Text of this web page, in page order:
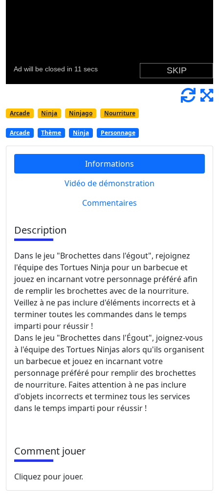
Arcade Ninja Ninjago Nourriture
Arcade Thème Ninja Personnage
Informations
Vidéo de démonstration
Commentaires
Description
Dans le jeu "Brochettes dans l'égout", rejoignez
l'équipe des Tortues Ninja pour un barbecue et
jouez en incarnant votre personnage préféré afin
de remplir les brochettes avec de la nourriture.
Veillez à ne pas inclure d'éléments incorrects et à
terminer toutes les commandes dans le temps
imparti pour réussir !
Dans le jeu "Brochettes dans l'Égout", joignez-vous
à l'équipe des Tortues Ninjas alors qu'ils organisent
un barbecue et jouez en incarnant votre
personnage préféré pour remplir des brochettes
de nourriture. Faites attention à ne pas inclure
d'objets incorrects et terminez tous les services
dans le temps imparti pour réussir !
Comment jouer
Cliquez pour jouer.